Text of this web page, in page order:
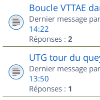
Boucle VTTAE
Dernier message par
14:22
Réponses : 2
UTG tour du
Dernier message par
13:50
Réponses : 1